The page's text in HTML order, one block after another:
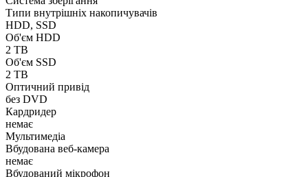
Типи внутрішніх накопичувачів
HDD, SSD
Об'єм HDD
2 TB
Об'єм SSD
2 TB
Оптичний привід
без DVD
Кардридер
немає
Мультимедіа
Вбудована веб-камера
немає
Вбудований мікрофон